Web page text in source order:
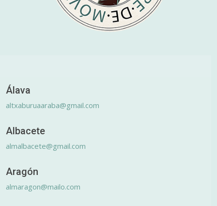
Álava
altxaburuaaraba@gmail.com
Albacete
almalbacete@gmail.com
Aragón
almaragon@mailo.com